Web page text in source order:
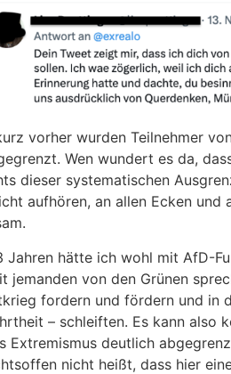
vorher wurden Teilnehmer
Wen wundert es da,
dieser systematischen
aufhören, an allen Ecken und
Jahren hätte ich wohl mit AfD-
jemanden von den Grünen
fordern und fördern und in
– schleiften. Es kann also
Extremismus deutlich
nicht heißt, dass hier